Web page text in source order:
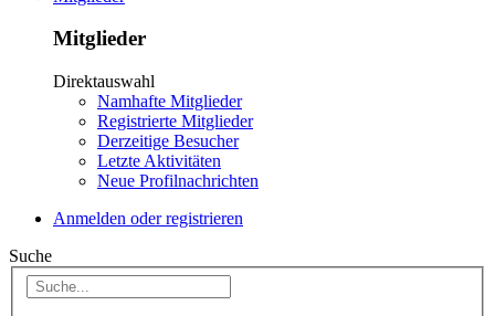
Mitglieder
Direktauswahl
Namhafte Mitglieder
Registrierte Mitglieder
Derzeitige Besucher
Letzte Aktivitäten
Neue Profilnachrichten
Anmelden oder registrieren
Suche